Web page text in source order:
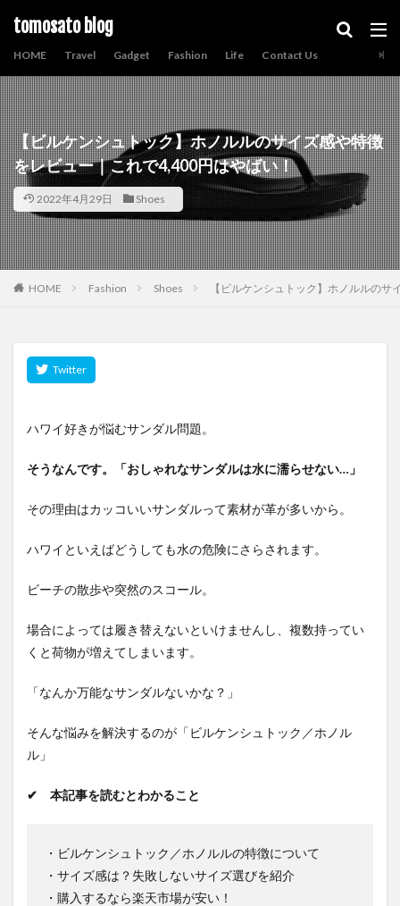
tomosato blog
HOME Travel Gadget Fashion Life Contact Us
【ビルケンシュトック】ホノルルのサイズ感や特徴
をレビュー｜これで4,400円はやばい！
2022年4月29日 Shoes
HOME Fashion Shoes 【ビルケンシュトック】ホノルルの
ハワイ好きが悩むサンダル問題。
そうなんです。「おしゃれなサンダルは水に濡らせない…」
その理由はカッコいいサンダルって素材が革が多いから。
ハワイといえばどうしても水の危険にさらされます。
ビーチの散歩や突然のスコール。
場合によっては履き替えないといけませんし、複数持ってい
くと荷物が増えてしまいます。
「なんか万能なサンダルないかな？」
そんな悩みを解決するのが「ビルケンシュトック／ホノル
ル」
✔ 本記事を読むとわかること
・ビルケンシュトック／ホノルルの特徴について
・サイズ感は？失敗しないサイズ選びを紹介
・購入するなら楽天市場が安い！